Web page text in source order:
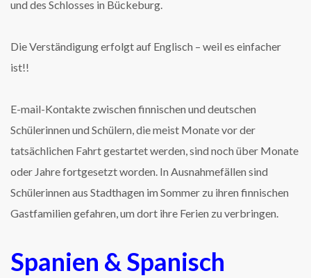
und des Schlosses in Bückeburg.
Die Verständigung erfolgt auf Englisch – weil es einfacher
ist!!
E-mail-Kontakte zwischen finnischen und deutschen
Schülerinnen und Schülern, die meist Monate vor der
tatsächlichen Fahrt gestartet werden, sind noch über Monate
oder Jahre fortgesetzt worden. In Ausnahmefällen sind
Schülerinnen aus Stadthagen im Sommer zu ihren finnischen
Gastfamilien gefahren, um dort ihre Ferien zu verbringen.
Spanien & Spanisch